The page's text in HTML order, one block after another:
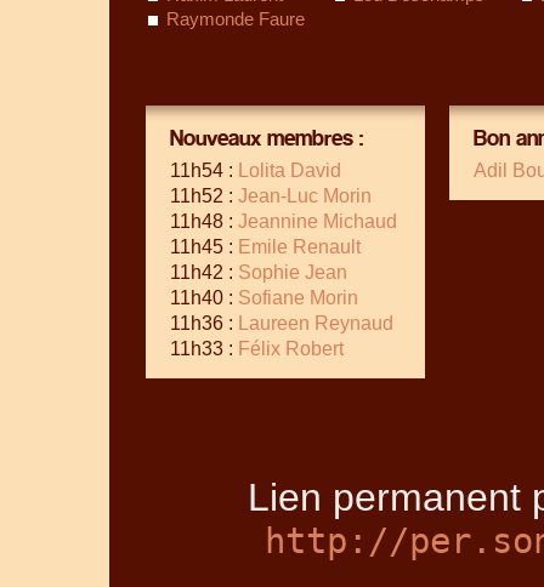
Raymonde Faure
Nouveaux membres :
11h54 :
Lolita David
11h52 : Jean-Luc Morin
11h48 : Jeannine Michaud
11h45 : Emile Renault
11h42 : Sophie Jean
11h40 : Sofiane Morin
11h36 :
Laureen Reynaud
11h33 : Félix Robert
Bon
Adil
Lien permanent
http://